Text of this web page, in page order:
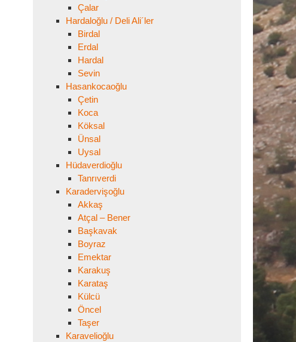
Çalar
Hardaloğlu / Deli Ali´ler
Birdal
Erdal
Hardal
Sevin
Hasankocaoğlu
Çetin
Koca
Köksal
Ünsal
Uysal
Hüdaverdioğlu
Tanrıverdi
Karadervişoğlu
Akkaş
Atçal – Bener
Başkavak
Boyraz
Emektar
Karakuş
Karataş
Külcü
Öncel
Taşer
Karavelioğlu